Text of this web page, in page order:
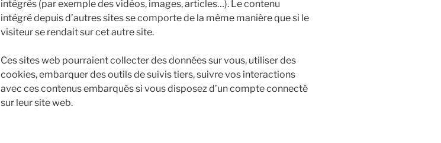
intégrés (par exemple des vidéos, images, articles…). Le contenu
intégré depuis d’autres sites se comporte de la même manière que si le
visiteur se rendait sur cet autre site.
Ces sites web pourraient collecter des données sur vous, utiliser des
cookies, embarquer des outils de suivis tiers, suivre vos interactions
avec ces contenus embarqués si vous disposez d’un compte connecté
sur leur site web.